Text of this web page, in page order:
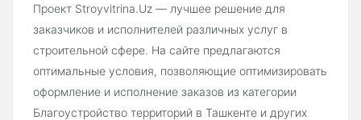
Проект Stroyvitrina.Uz — лучшее решение для
заказчиков и исполнителей различных услуг в
строительной сфере. На сайте предлагаются
оптимальные условия, позволяющие оптимизировать
оформление и исполнение заказов из категории
Благоустройство территорий в Ташкенте и других